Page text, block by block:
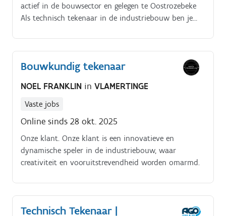
actief in de bouwsector en gelegen te Oostrozebeke
Als technisch tekenaar in de industriebouw ben je
technische tekeningen en ontwerpen die worden
gebruikt bij de constructie van industriële faciliteiten.
Je werkt samen met ingenieurs, architecten en
bouwplannen nauwkeurig en in overeenstemming
met alle vereisten worden opgesteld Taken en
schema's en plattegronden op basis van specificaties
en instructies van ingenieurs en architecten. Maak
gedetailleerde 2D- en 3D-modellen van industriële
bouwprojecten met behulp van CAD-software
om ervoor te zorgen dat de tekeningen voldoen aan
de technische specificaties en veiligheidsnormen
Bouwkundig tekenaar
NOEL FRANKLIN in VLAMERTINGE
Vaste jobs
Online sinds 28 okt. 2025
Onze klant. Onze klant is een innovatieve en
dynamische speler in de industriebouw, waar
creativiteit en vooruitstrevendheid worden omarmd.
Technisch Tekenaar |